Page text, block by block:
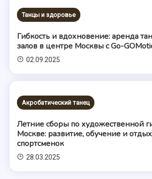
Танцы и здоровье
Гибкость и вдохновение: аренда
залов в центре Москвы с Go-
02.09.2025
Акробатический танец
Летние сборы по художественной
Москве: развитие, обучение и
спортсменок
28.03.2025